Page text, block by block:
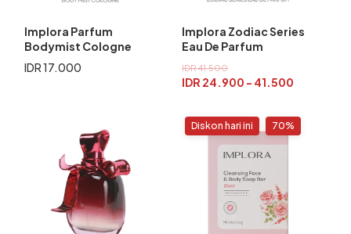
Implora Parfum
Bodymist Cologne
IDR 17.000
Implora Zodiac Series
Eau De Parfum
IDR 41.500
IDR 24.900 - 41.500
Diskon hari ini 70%